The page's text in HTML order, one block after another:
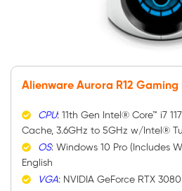
Alienware Aurora R12 Gaming
CPU: 11th Gen Intel® Core™ i7
Cache, 3.6GHz to 5GHz w/Intel®
OS: Windows 10 Pro (Includes
English
VGA: NVIDIA GeForce RTX